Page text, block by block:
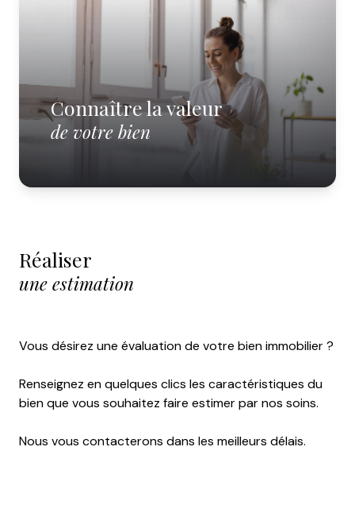
PROPRIÉTÉS
DÉCOUVRIR
SXM
ESCAPADES
ET DÉLICES
Connaître la valeur
de votre bien
Réaliser
une estimation
Vous désirez une évaluation de votre bien immobilier ?
Renseignez en quelques clics les caractéristiques du
bien que vous souhaitez faire estimer par nos soins.
Nous vous contacterons dans les meilleurs délais.